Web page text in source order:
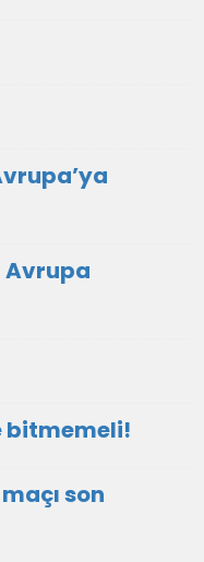
Avrupa
bitmemeli!
son